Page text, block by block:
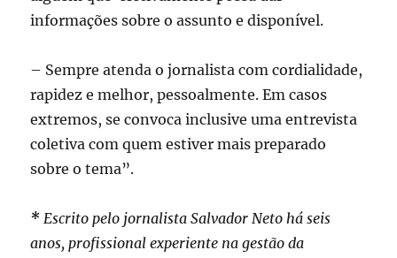
informações sobre o assunto e disponível.
– Sempre atenda o jornalista com cordialidade,
rapidez e melhor, pessoalmente. Em casos
extremos, se convoca inclusive uma entrevista
coletiva com quem estiver mais preparado
sobre o tema”.
*Escrito pelo jornalista Salvador Neto há seis
anos, profissional experiente na gestão da